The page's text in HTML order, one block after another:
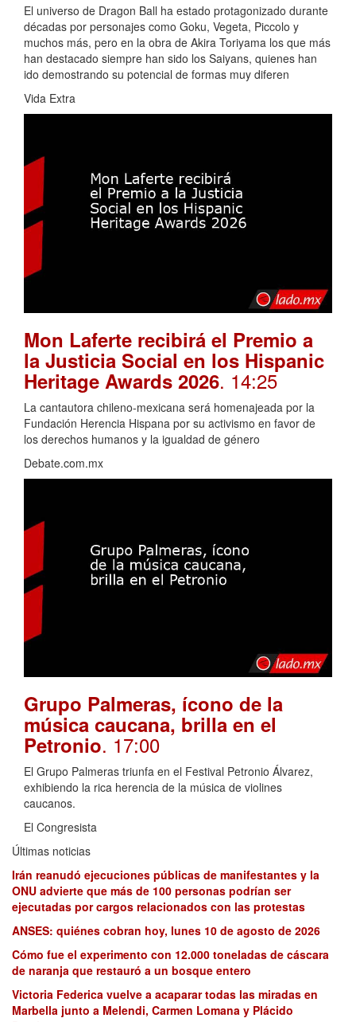
El universo de Dragon Ball ha estado protagonizado durante
décadas por personajes como Goku, Vegeta, Piccolo y
muchos más, pero en la obra de Akira Toriyama los que más
han destacado siempre han sido los Saiyans, quienes han
ido demostrando su potencial de formas muy diferen
Vida Extra
Mon Laferte recibirá el Premio a
la Justicia Social en los Hispanic
Heritage Awards 2026. 14:25
La cantautora chileno-mexicana será homenajeada por la
Fundación Herencia Hispana por su activismo en favor de
los derechos humanos y la igualdad de género
Debate.com.mx
Grupo Palmeras, ícono de la
música caucana, brilla en el
Petronio. 17:00
El Grupo Palmeras triunfa en el Festival Petronio Álvarez,
exhibiendo la rica herencia de la música de violines
caucanos.
El Congresista
Últimas noticias
Irán reanudó ejecuciones públicas de manifestantes y la
ONU advierte que más de 100 personas podrían ser
ejecutadas por cargos relacionados con las protestas
ANSES: quiénes cobran hoy, lunes 10 de agosto de 2026
Cómo fue el experimento con 12.000 toneladas de cáscara
de naranja que restauró a un bosque entero
Victoria Federica vuelve a acaparar todas las miradas en
Marbella junto a Melendi, Carmen Lomana y Plácido